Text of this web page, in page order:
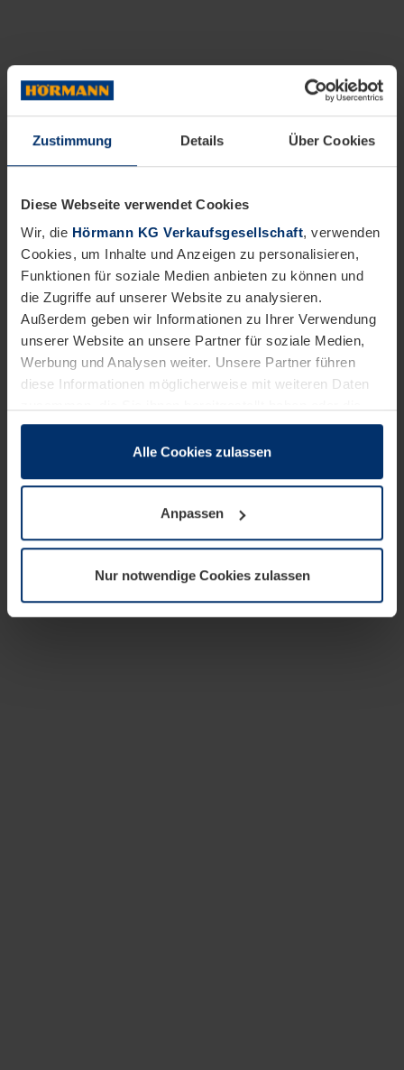
Zustimmung Details Über Cookies
Diese Webseite verwendet Cookies
Wir, die Hörmann KG Verkaufsgesellschaft, verwenden
Cookies, um Inhalte und Anzeigen zu personalisieren,
Funktionen für soziale Medien anbieten zu können und
die Zugriffe auf unserer Website zu analysieren.
Außerdem geben wir Informationen zu Ihrer Verwendung
unserer Website an unsere Partner für soziale Medien,
Werbung und Analysen weiter. Unsere Partner führen
diese Informationen möglicherweise mit weiteren Daten
sie im Rahmen Ihrer Nutzung der Dienste gesammelt
wenn diese für den Betrieb dieser Seite unbedingt
notwendig sind. Für alle anderen Cookie-Typen benötigen
wir Ihre Erlaubnis. Ihre Einwilligung können Sie jederzeit
Datenschutzerklärungunserer Website ändern oder
widerrufen.
Alle Cookies zulassen
Anpassen
Nur notwendige Cookies zulassen